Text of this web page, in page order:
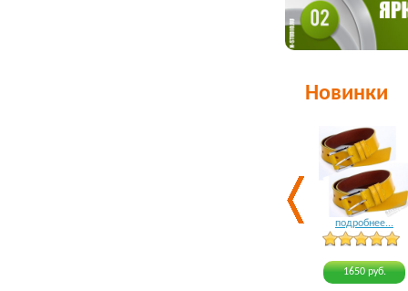
Новинки
подробнее...
1650 руб.